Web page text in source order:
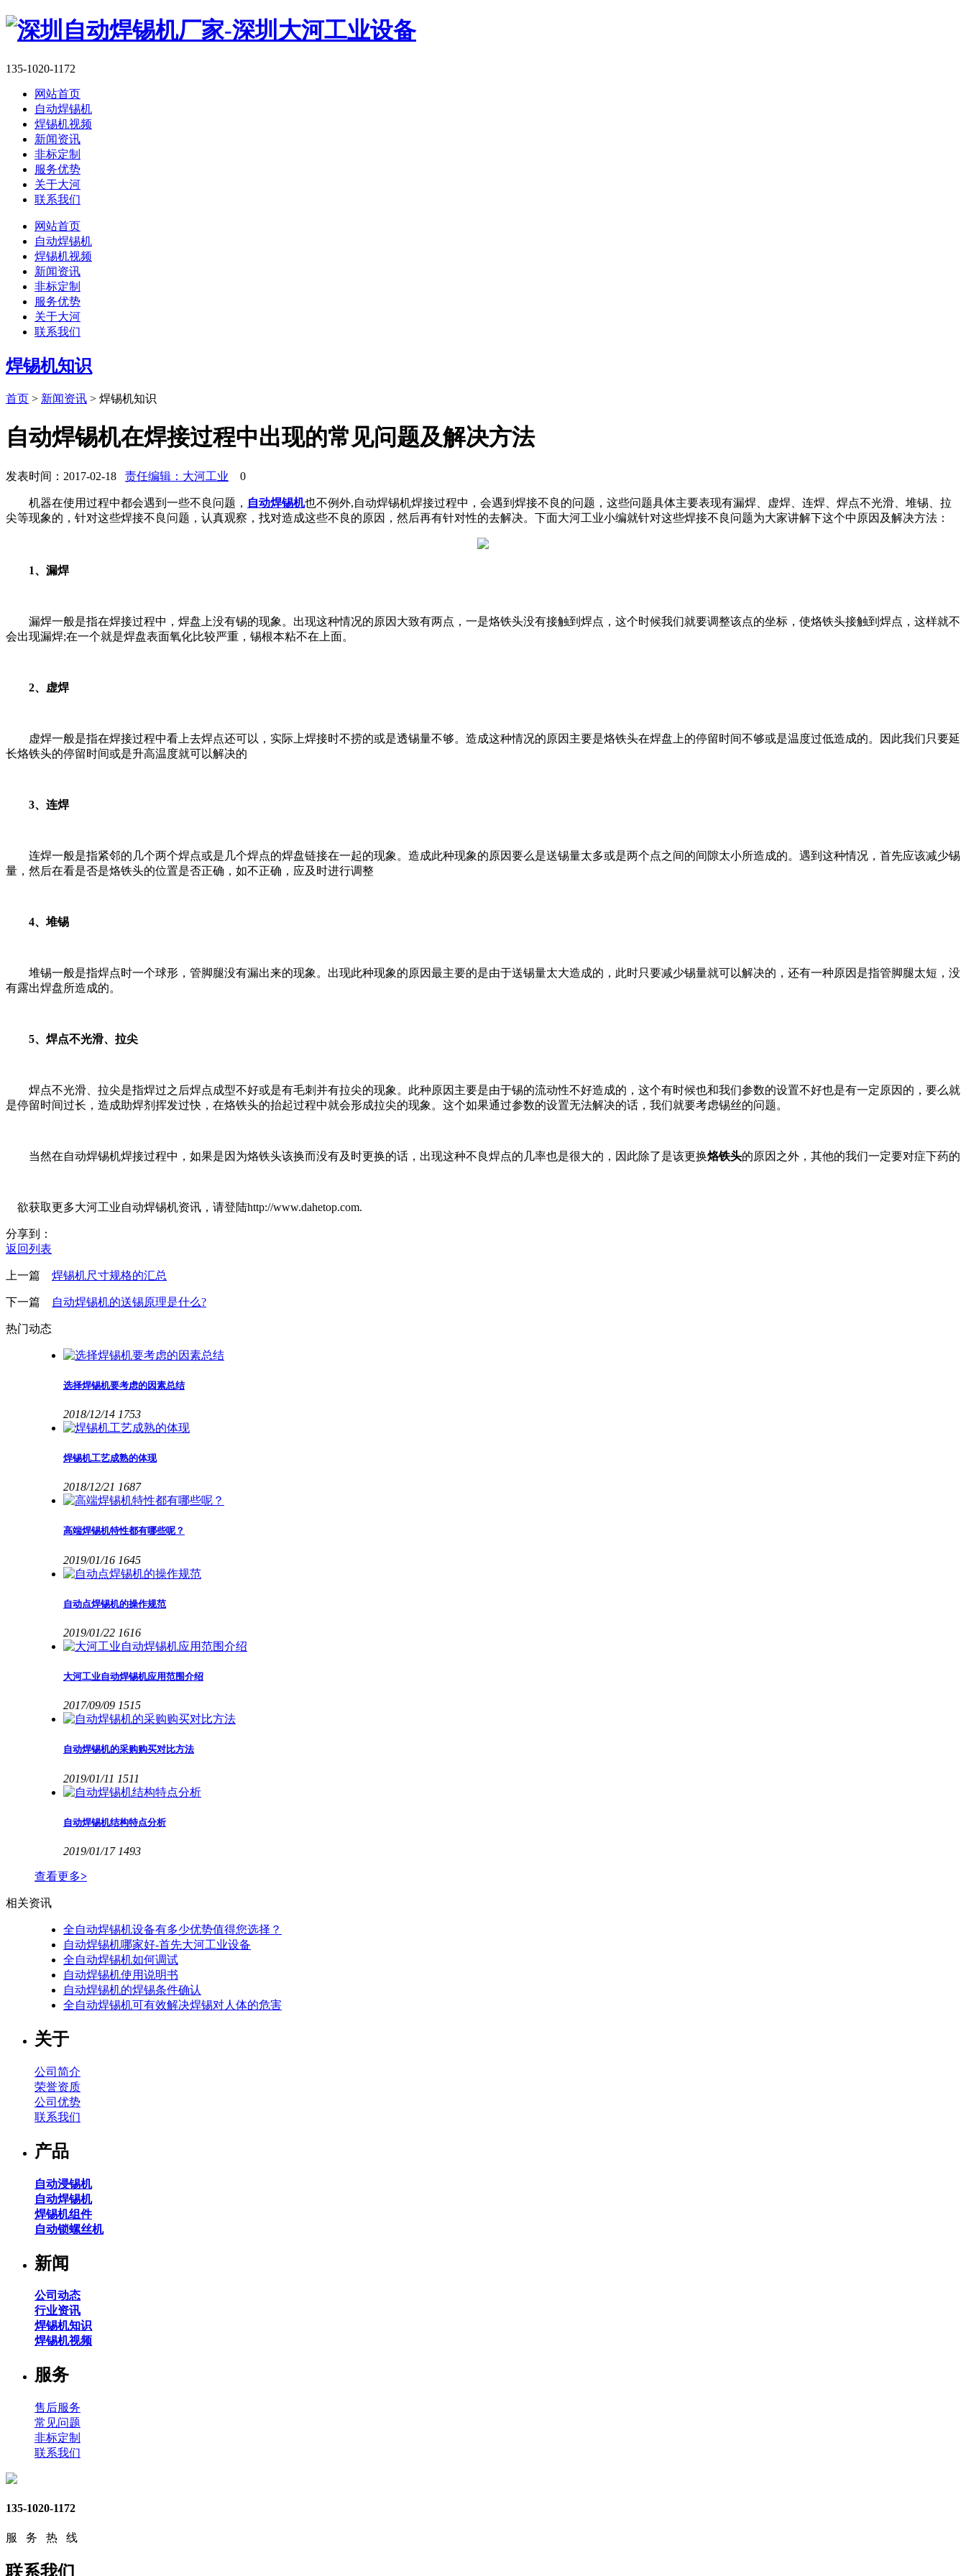
135-1020-1172
网站首页
自动焊锡机
焊锡机视频
新闻资讯
非标定制
服务优势
关于大河
联系我们
网站首页
自动焊锡机
焊锡机视频
新闻资讯
非标定制
服务优势
关于大河
联系我们
焊锡机知识
首页 > 新闻资讯 > 焊锡机知识
自动焊锡机在焊接过程中出现的常见问题及解决方法
发表时间：2017-02-18 责任编辑：大河工业 0
机器在使用过程中都会遇到一些不良问题， 自动焊锡机也不例外,自动焊锡机焊接过程中，会遇到焊接不良的问题，这些问题具体主要表现有漏焊、虚焊、连焊、焊点不光滑、堆锡、拉
尖等现象的，针对这些焊接不良问题，认真观察，找对造成这些不良的原因，然后再有针对性的去解决。下面大河工业小编就针对这些焊接不良问题为大家讲解下这个中原因及解决方法：
1、漏焊
漏焊一般是指在焊接过程中，焊盘上没有锡的现象。出现这种情况的原因大致有两点，一是烙铁头没有接触到焊点，这个时候我们就要调整该点的坐标，使烙铁头接触到焊点，这样就不
会出现漏焊;在一个就是焊盘表面氧化比较严重，锡根本粘不在上面。
2、虚焊
虚焊一般是指在焊接过程中看上去焊点还可以，实际上焊接时不捞的或是透锡量不够。造成这种情况的原因主要是烙铁头在焊盘上的停留时间不够或是温度过低造成的。因此我们只要延
长烙铁头的停留时间或是升高温度就可以解决的
3、连焊
连焊一般是指紧邻的几个两个焊点或是几个焊点的焊盘链接在一起的现象。造成此种现象的原因要么是送锡量太多或是两个点之间的间隙太小所造成的。遇到这种情况，首先应该减少锡
量，然后在看是否是烙铁头的位置是否正确，如不正确，应及时进行调整
4、堆锡
堆锡一般是指焊点时一个球形，管脚腿没有漏出来的现象。出现此种现象的原因最主要的是由于送锡量太大造成的，此时只要减少锡量就可以解决的，还有一种原因是指管脚腿太短，没
有露出焊盘所造成的。
5、焊点不光滑、拉尖
焊点不光滑、拉尖是指焊过之后焊点成型不好或是有毛刺并有拉尖的现象。此种原因主要是由于锡的流动性不好造成的，这个有时候也和我们参数的设置不好也是有一定原因的，要么就
是停留时间过长，造成助焊剂挥发过快，在烙铁头的抬起过程中就会形成拉尖的现象。这个如果通过参数的设置无法解决的话，我们就要考虑锡丝的问题。
当然在自动焊锡机焊接过程中，如果是因为烙铁头该换而没有及时更换的话，出现这种不良焊点的几率也是很大的，因此除了是该更换烙铁头的原因之外，其他的我们一定要对症下药的
欲获取更多大河工业自动焊锡机资讯，请登陆http://www.dahetop.com.
分享到：
返回列表
上一篇 焊锡机尺寸规格的汇总
下一篇 自动焊锡机的送锡原理是什么?
热门动态
选择焊锡机要考虑的因素总结
2018/12/14 1753
焊锡机工艺成熟的体现
2018/12/21 1687
高端焊锡机特性都有哪些呢？
2019/01/16 1645
自动点焊锡机的操作规范
2019/01/22 1616
大河工业自动焊锡机应用范围介绍
2017/09/09 1515
自动焊锡机的采购购买对比方法
2019/01/11 1511
自动焊锡机结构特点分析
2019/01/17 1493
查看更多>
相关资讯
全自动焊锡机设备有多少优势值得您选择？
自动焊锡机哪家好-首先大河工业设备
全自动焊锡机如何调试
自动焊锡机使用说明书
自动焊锡机的焊锡条件确认
全自动焊锡机可有效解决焊锡对人体的危害
关于
公司简介
荣誉资质
公司优势
联系我们
产品
自动浸锡机
自动焊锡机
焊锡机组件
自动锁螺丝机
新闻
公司动态
行业资讯
焊锡机知识
焊锡机视频
服务
售后服务
常见问题
非标定制
联系我们
135-1020-1172
服 务 热 线
联系我们